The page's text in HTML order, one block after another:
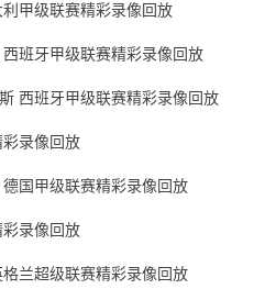
甲级联赛精彩录像回放
班牙甲级联赛精彩录像回放
西班牙甲级联赛精彩录像回放
录像回放
国甲级联赛精彩录像回放
录像回放
兰超级联赛精彩录像回放